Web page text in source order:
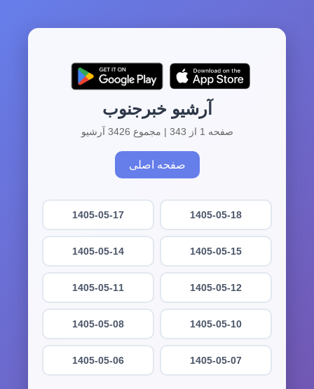
آرشیو خبرجنوب
صفحه 1 از 343 | مجموع 3426 آرشیو
صفحه اصلی
1405-05-18
1405-05-17
1405-05-15
1405-05-14
1405-05-12
1405-05-11
1405-05-10
1405-05-08
1405-05-07
1405-05-06